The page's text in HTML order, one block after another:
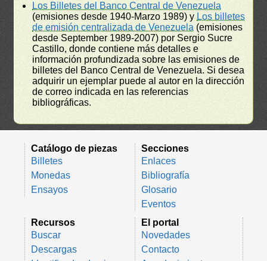
Los Billetes del Banco Central de Venezuela
(emisiones desde 1940-Marzo 1989) y Los billetes
de emisión centralizada de Venezuela (emisiones
desde September 1989-2007) por Sergio Sucre
Castillo, donde contiene más detalles e
información profundizada sobre las emisiones de
billetes del Banco Central de Venezuela. Si desea
adquirir un ejemplar puede al autor en la dirección
de correo indicada en las referencias
bibliográficas.
Catálogo de piezas
Billetes
Monedas
Ensayos
Secciones
Enlaces
Bibliografía
Glosario
Eventos
Recursos
Buscar
Descargas
El portal
Novedades
Contacto